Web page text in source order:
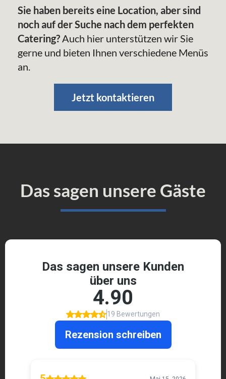
Sie haben bereits eine Location, aber sind
noch auf der Suche nach dem perfekten
Catering?Auch hier unterstützen wir Sie
gerne und bieten Ihnen verschiedene Menüs
an.
Jetzt kontaktieren
Das sagen unsere Gäste